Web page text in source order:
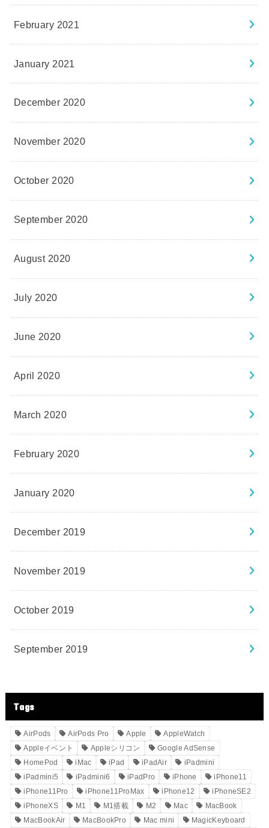
February 2021
January 2021
December 2020
November 2020
October 2020
September 2020
August 2020
July 2020
June 2020
April 2020
March 2020
February 2020
January 2020
December 2019
November 2019
October 2019
September 2019
Tags
AirPods AirPods Pro Apple
AppleWatch
Appleイベント
Appleシリコン
Google AdSense
HomePod
iMac iPad iPadAir
iPadmini
iPadmini5
iPadmini6 iPadPro iPhone
iPhone11
iPhone11Pro
iPhone11ProMax iPhone12
iPhoneSE2
iPhoneXS
M1 M1搭載 M2 Mac
MacBook
MacBookAir
MacBookPro Mac mini
MagicKeyboard